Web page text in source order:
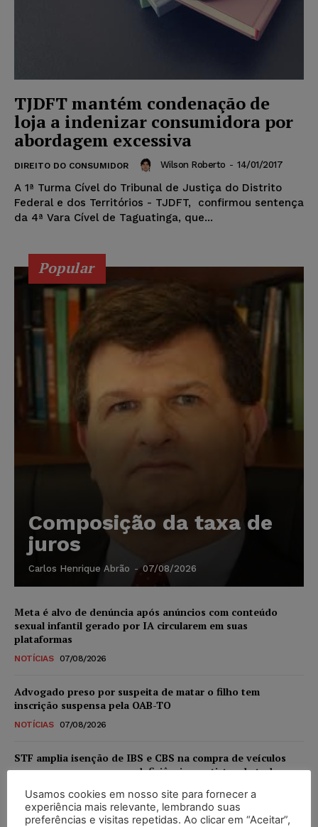
TJDFT mantém condenação de
loja a indenizar consumidora por
abordagem excessiva
DIREITO DO CONSUMIDOR Wilson Roberto - 14/01/2017
A 1ª Turma Cível do Tribunal de Justiça do Distrito
Federal e dos Territórios - TJDFT, confirmou sentença
da 4ª Vara Cível de Taguatinga, que...
Popular
Composição da taxa de
juros
Carlos Henrique Abrão - 07/08/2026
Meta é alvo de denúncia após anúncios com conteúdo
sexual infantil gerado por IA circularem em suas
plataformas
NOTÍCIAS 07/08/2026
Advogado preso por suspeita de matar o filho tem
inscrição suspensa pela OAB-TO
NOTÍCIAS 07/08/2026
STF amplia isenção de IBS e CBS na compra de veículos
novos para pessoas com deficiência e autistas de todos os
DIREITO TRIBUTÁRIO 07/08/2026
Usamos cookies em nosso site para fornecer a
experiência mais relevante, lembrando suas
preferências e visitas repetidas. Ao clicar em “Aceitar”,